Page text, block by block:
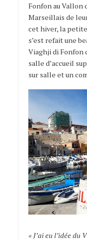
Fonfon au Vallon
Marseillais de
cet hiver, la
s’est refait une
Viaghji di Fonfon
salle d’accueil
sur salle et un
« J’ai eu l’idée du